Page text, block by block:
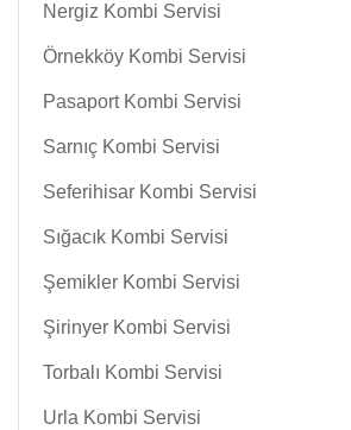
Nergiz Kombi Servisi
Örnekköy Kombi Servisi
Pasaport Kombi Servisi
Sarnıç Kombi Servisi
Seferihisar Kombi Servisi
Sığacık Kombi Servisi
Şemikler Kombi Servisi
Şirinyer Kombi Servisi
Torbalı Kombi Servisi
Urla Kombi Servisi